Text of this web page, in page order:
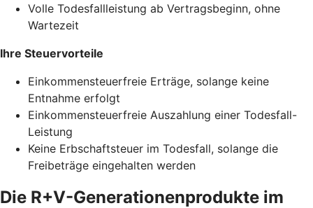
Volle Todesfallleistung ab Vertragsbeginn, ohne
Wartezeit
Ihre Steuervorteile
Einkommensteuerfreie Erträge, solange keine
Entnahme erfolgt
Einkommensteuerfreie Auszahlung einer Todesfall-
Leistung
Keine Erbschaftsteuer im Todesfall, solange die
Freibeträge eingehalten werden
Die R+V-Generationenprodukte im